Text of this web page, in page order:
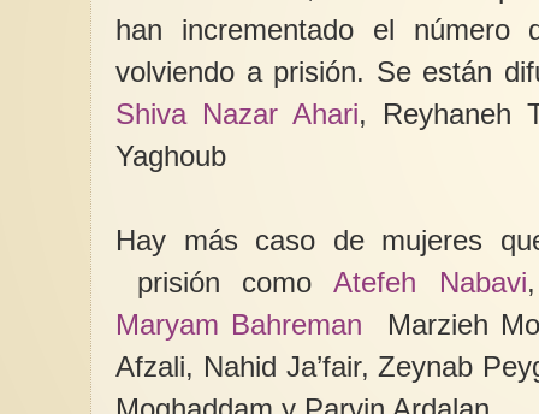
han incrementado el número
volviendo a prisión. Se están
Shiva Nazar Ahari, Reyhaneh
Yaghoub
Hay más caso de mujeres
prisión comoAtefeh Nabavi
Maryam Bahreman
Marzieh
Afzali, Nahid Ja’fair, Zeynab